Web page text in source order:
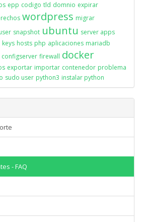
epp codigo tld domnio expirar
wordpress migrar
snapshot ubuntu server apps
keys hosts php aplicaciones mariadb
configserver firewall docker
exportar importar contenedor problema
sudo user python3 instalar python
- FAQ